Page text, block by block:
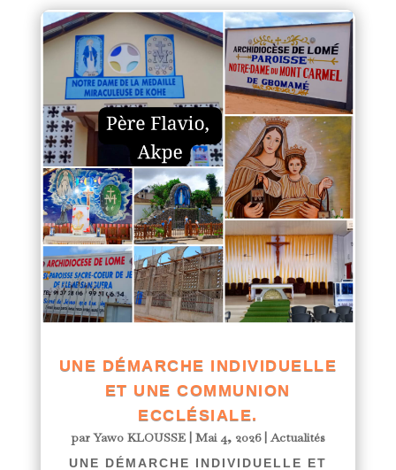
UNE DÉMARCHE INDIVIDUELLE
ET UNE COMMUNION
ECCLÉSIALE.
parYawo KLOUSSE| Mai 4, 2026|Actualités
UNE DÉMARCHE INDIVIDUELLE ET